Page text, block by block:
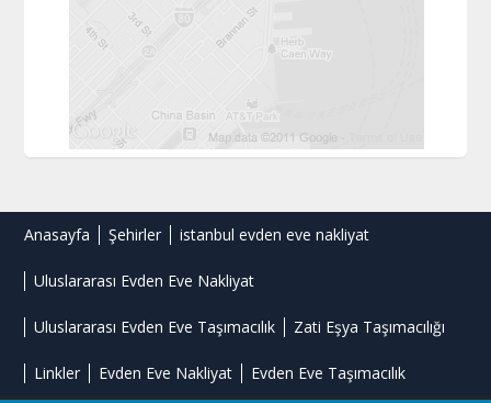
Anasayfa Şehirler istanbul evden eve nakliyat
Uluslararası Evden Eve Nakliyat
Uluslararası Evden Eve Taşımacılık Zati Eşya Taşımacılığı
Linkler Evden Eve Nakliyat Evden Eve Taşımacılık